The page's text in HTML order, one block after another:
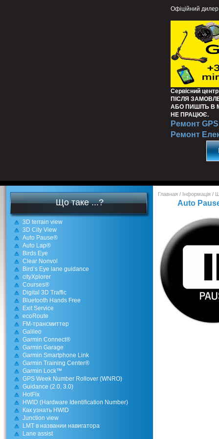
Офіційний дилер
Сервісний
ПІСЛЯ
АБО ПИШІТЬ В
НЕ ПРАЦЮЄ.
Ремонт GPS
Ремонт
Що таке ...?
3D terrain view
3D City View
Auto Pause®
Auto Lap®
Birds Eye
Clear Nonvol
Bird’s Eye lane guidance
cityXplorer
Courses®
Digital 3D Traffic
Bluetooth Hands Free
Exit Service
ecoRoute
FM-трансмиттер
Galileo
Garmin Connect®
Garmin Garage
Garmin Smartphone Link
Garmin Training Center®
Garmin Lock™
GPS Week Number Rollover (WNRO)
Guidance (2.0, 3.0)
HotFix
HWID (Hardware Identification Number)
Как узнать HWID
Junction view
LMT в названии навигатора
Lane assist
Главная / Інформація /
Auto